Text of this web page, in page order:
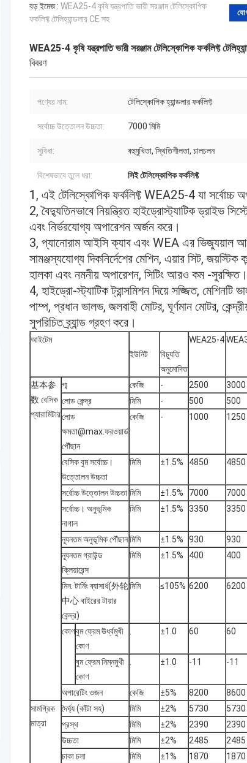
বড় ইমেজ : WEA25-4 কৃষি যন্ত্রপাতি ভারী সরঞ্জাম টেলিস্কোপিক
ফর্কলিফ্ট টেলিহ্যান্ডলার CE সহ
WEA25-4 কৃষি যন্ত্রপাতি ভারী সরঞ্জাম টেলিস্কোপিক ফর্কলিফ্ট
বিবরণ
পণ্যের নাম: টেলিস্কোপিক হ্যান্ডলার ফর্কলিফ্ট
সর্বোচ্চ উত্তোলন উচ্চতা: 7000 মিমি
সুবিধা: বহুমুখিতা, স্থিতিশীলতা, চালচলন
বিশেষভাবে তুলে ধরা: সিই টেলিস্কোপিক ফর্কলিফ্ট
1, এই টেলিস্কোপিক ফর্কলিফ্ট WEA25-4 যা সর্বোচ্চ
2, বৈদ্যুতিনভাবে নিয়ন্ত্রিত হাইড্রোস্ট্যাটিক ড্রাইভ
এবং নির্ভরযোগ্য অপারেশন অর্জন করে।
3, প্যানোরাম আইসি ক্যাব এবং WEA এর ভিজ্যুয়াল
সামঞ্জস্যযোগ্য দিকনির্দেশের মেশিন, এয়ার সিট,
হালকা এবং নমনীয় অপারেশন, সিটিং আরও কম -সুরক্ষিত।
4, হাইড্রো-স্ট্যাটিক ট্রান্সমিশন দিয়ে সজ্জিত,
পাম্প, প্রধান ভালভ, জলবাহী মোটর, ঘূর্ণমান মোটর,
সুপরিচিত ব্র্যান্ড গ্রহণ করে।
আইটেম
ইউনিট
বিচ্যুতি
অনুমোদিত
WEA25-4
基本参
数 বেসিক
প্যারামিটার
গ্ম কেজি - 2500 3000
লোড কেন্দ্র
মিমি - 500 500
লোড
ক্ষমতা@max.ফরওয়ার্ড
পৌঁছান
কেজি - 1000 1250
বেসিক বুম সর্বোচ্চ।
উত্তোলন উচ্চতা
মিমি ±1.5% 4850 4850
সর্বোচ্চ উত্তোলন উচ্চতা মিমি ±1.5% 7000 7000
সর্বোচ্চ। অনুভূমিক
নাগাল
মিমি ±1.5% 3350 3350
ন্যূনতম অনুভূমিক পৌঁছানমিমি ±1.5% 930 930
ন্যূনতম গ্রাউন্ড
ক্লিয়ারেন্স
মিমি ±1.5% 400 400
মিন. টার্নিং ব্যাসার্ধ(外轮
中心 বাইরের টায়ার
কেন্দ্র)
মিমি ≤105% 6200 6200
কোণবুম ফ্রেম ঊর্ধ্বমুখী
কোণ
. ±1.0 60 60
বুম ফ্রেম নিম্নমুখী
কোণ
. ±1.0 -11 -11
অপারেটিং ওজন কেজি ±5% 8200 8600
সামগ্রিক
মাত্রা
দৈর্ঘ্য (কাঁটা সহ) মিমি ±2% 5730 5730
প্রস্থ
মিমি ±2% 2390 2390
উচ্চতা
মিমি ±2% 2485 2485
চাকা চলা
মিমি ±1% 1870 1870